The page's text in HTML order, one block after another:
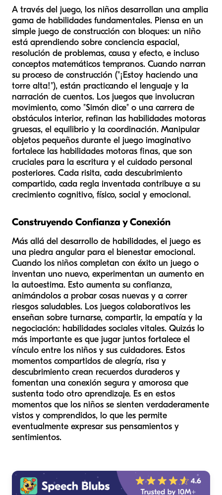
A través del juego, los niños desarrollan una amplia
gama de habilidades fundamentales. Piensa en un
simple juego de construcción con bloques: un niño
está aprendiendo sobre conciencia espacial,
resolución de problemas, causa y efecto, e incluso
conceptos matemáticos tempranos. Cuando narran
su proceso de construcción ("¡Estoy haciendo una
torre alta!"), están practicando el lenguaje y la
narración de cuentos. Los juegos que involucran
movimiento, como "Simón dice" o una carrera de
obstáculos interior, refinan las habilidades motoras
gruesas, el equilibrio y la coordinación. Manipular
objetos pequeños durante el juego imaginativo
fortalece las habilidades motoras finas, que son
cruciales para la escritura y el cuidado personal
posteriores. Cada risita, cada descubrimiento
compartido, cada regla inventada contribuye a su
crecimiento cognitivo, físico, social y emocional.
Construyendo Confianza y Conexión
Más allá del desarrollo de habilidades, el juego es
una piedra angular para el bienestar emocional.
Cuando los niños completan con éxito un juego o
inventan uno nuevo, experimentan un aumento en
la autoestima. Esto aumenta su confianza,
animándolos a probar cosas nuevas y a correr
riesgos saludables. Los juegos colaborativos les
enseñan sobre turnarse, compartir, la empatía y la
negociación: habilidades sociales vitales. Quizás lo
más importante es que jugar juntos fortalece el
vínculo entre los niños y sus cuidadores. Estos
momentos compartidos de alegría, risa y
descubrimiento crean recuerdos duraderos y
fomentan una conexión segura y amorosa que
sustenta todo otro aprendizaje. Es en estos
momentos que los niños se sienten verdaderamente
vistos y comprendidos, lo que les permite
eventualmente expresar sus pensamientos y
sentimientos.